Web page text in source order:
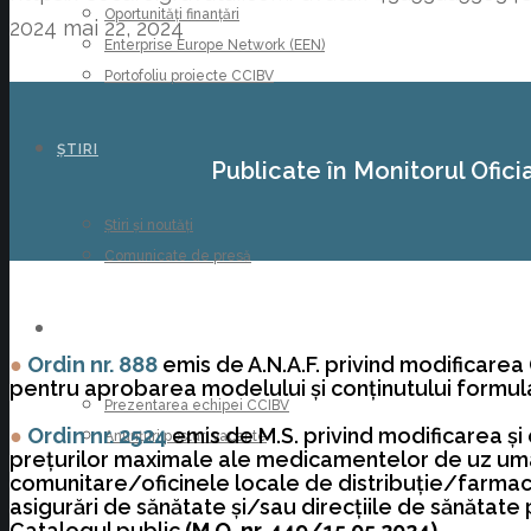
Oportunități finanțări
Enterprise Europe Network (EEN)
Portofoliu proiecte CCIBV
ȘTIRI
Știri și noutăți
Comunicate de presă
Prezentarea echipei CCIBV
Anunțuri posturi vacante
2024 mai 22, 2024
Publicate în Monitorul
● Ordin nr. 888 emis de A.N.A.F. privind
pentru aprobarea modelului şi conţinutului
● Ordin nr. 2524 emis de M.S. privind modificarea
preţurilor maximale ale medicamentelor de uz
comunitare/oficinele locale de distribuţie/
asigurări de sănătate şi/sau direcţiile de sănătate